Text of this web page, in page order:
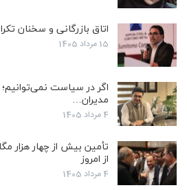
اتاق بازرگانی و سخنان
15 مرداد 1405
اگر در سیاست نمی‌توانیم؛
مدیران…
4 مرداد 1405
تأمین بیش از چهار هزار
از امروز
4 مرداد 1405